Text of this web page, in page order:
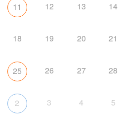
11 12 13 14
18 19 20 21
25 26 27 28
2 3 4 5